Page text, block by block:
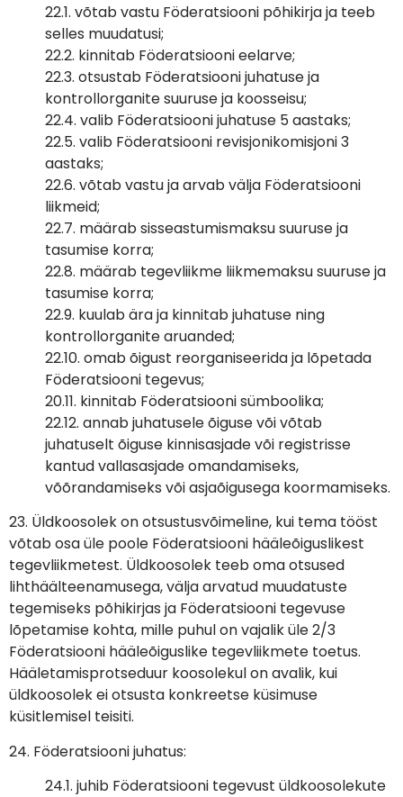
22.1. võtab vastu Föderatsiooni põhikirja ja teeb
selles muudatusi;
22.2. kinnitab Föderatsiooni eelarve;
22.3. otsustab Föderatsiooni juhatuse ja
kontrollorganite suuruse ja koosseisu;
22.4. valib Föderatsiooni juhatuse 5 aastaks;
22.5. valib Föderatsiooni revisjonikomisjoni 3
aastaks;
22.6. võtab vastu ja arvab välja Föderatsiooni
liikmeid;
22.7. määrab sisseastumismaksu suuruse ja
tasumise korra;
22.8. määrab tegevliikme liikmemaksu suuruse ja
tasumise korra;
22.9. kuulab ära ja kinnitab juhatuse ning
kontrollorganite aruanded;
22.10. omab õigust reorganiseerida ja lõpetada
Föderatsiooni tegevus;
20.11. kinnitab Föderatsiooni sümboolika;
22.12. annab juhatusele õiguse või võtab
juhatuselt õiguse kinnisasjade või registrisse
kantud vallasasjade omandamiseks,
võõrandamiseks või asjaõigusega koormamiseks.
23. Üldkoosolek on otsustusvõimeline, kui tema tööst
võtab osa üle poole Föderatsiooni hääleõiguslikest
tegevliikmetest. Üldkoosolek teeb oma otsused
lihthäälteenamusega, välja arvatud muudatuste
tegemiseks põhikirjas ja Föderatsiooni tegevuse
lõpetamise kohta, mille puhul on vajalik üle 2/3
Föderatsiooni hääleõiguslike tegevliikmete toetus.
Hääletamisprotseduur koosolekul on avalik, kui
üldkoosolek ei otsusta konkreetse küsimuse
küsitlemisel teisiti.
24. Föderatsiooni juhatus:
24.1. juhib Föderatsiooni tegevust üldkoosolekute